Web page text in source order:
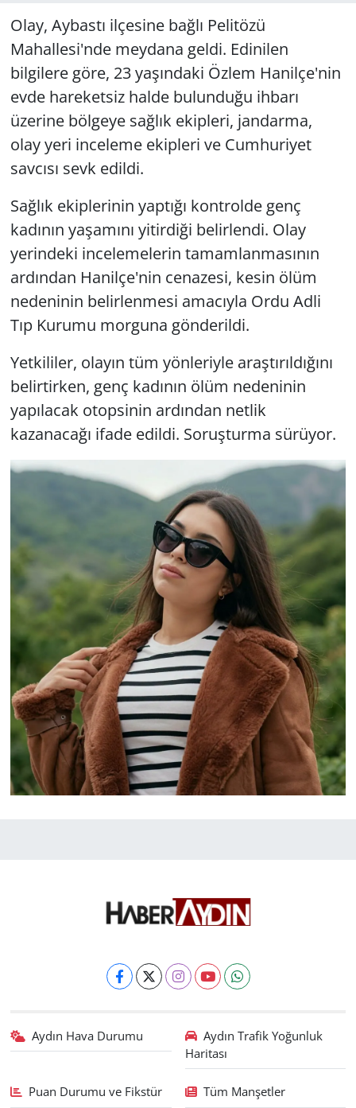
Olay, Aybastı ilçesine bağlı Pelitözü
Mahallesi'nde meydana geldi. Edinilen
bilgilere göre, 23 yaşındaki Özlem Hanilçe'nin
evde hareketsiz halde bulunduğu ihbarı
üzerine bölgeye sağlık ekipleri, jandarma,
olay yeri inceleme ekipleri ve Cumhuriyet
savcısı sevk edildi.
Sağlık ekiplerinin yaptığı kontrolde genç
kadının yaşamını yitirdiği belirlendi. Olay
yerindeki incelemelerin tamamlanmasının
ardından Hanilçe'nin cenazesi, kesin ölüm
nedeninin belirlenmesi amacıyla Ordu Adli
Tıp Kurumu morguna gönderildi.
Yetkililer, olayın tüm yönleriyle araştırıldığını
belirtirken, genç kadının ölüm nedeninin
yapılacak otopsinin ardından netlik
kazanacağı ifade edildi. Soruşturma sürüyor.
Aydın Hava Durumu
Aydın Trafik Yoğunluk
Haritası
Puan Durumu ve Fikstür Tüm Manşetler